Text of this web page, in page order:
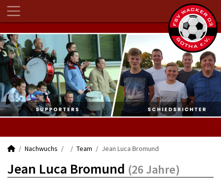
Nachwuchs Team Jean Luca Bromund
Jean Luca Bromund (26 Jahre)